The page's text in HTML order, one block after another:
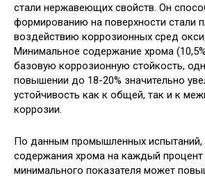
стали нержавеющих свойств. Он
формированию на поверхности стали
воздействию коррозионных сред
Минимальное содержание хрома
базовую коррозионную стойкость,
повышении до 18-20% значительно
устойчивость как к общей, так и к
коррозии.
По данным промышленных испытаний,
содержания хрома на каждый
минимального показателя может